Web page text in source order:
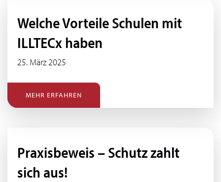
Welche Vorteile Schulen mit
ILLTECx haben
25. März 2025
MEHR ERFAHREN
Praxisbeweis – Schutz zahlt
sich aus!